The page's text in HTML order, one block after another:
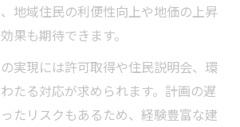
地域住民の利便性向上や地価の上昇
果も期待できます。
実現には許可取得や住民説明会、環
たる対応が求められます。計画の遅
たリスクもあるため、経験豊富な建